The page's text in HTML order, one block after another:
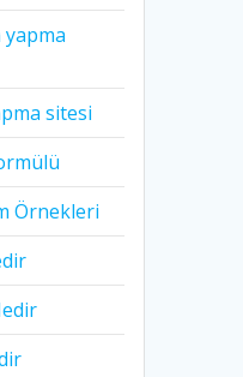
yapma
sitesi
Örnekleri